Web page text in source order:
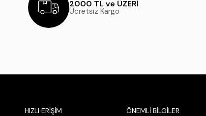
2000 TL ve ÜZERİ
Ücretsiz Kargo
HIZLI ERİŞİM ÖNEMLİ BİLGİLER